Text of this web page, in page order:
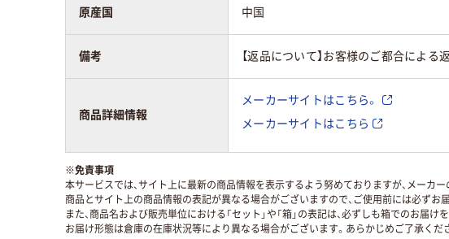
原産国 中国
備考 【返品について】お客様のご都合による
商品詳細情報
メーカーサイトはこちら。
メーカーサイトはこちら
※免責事項
本サービスでは、サイト上に最新の商品情報を表示するよう努めておりますが、メーカー
商品とサイト上の商品情報の表記が異なる場合がございますので、ご使用前には必ず
また、商品名および販売単位における「セット」や「箱」の表記は、必ずしも箱でのお届け
お届け形態は倉庫の在庫状況等により異なる場合がございます。あらかじめご了承くだ